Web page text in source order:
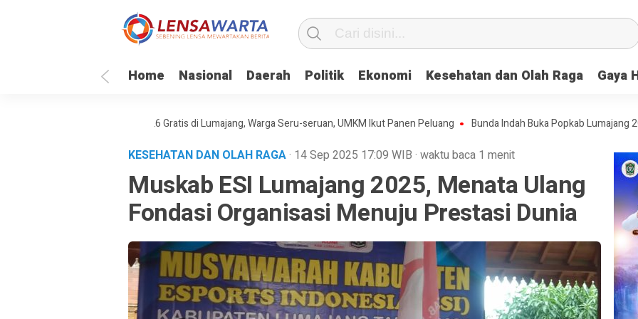
Home Nasional Daerah Politik Ekonomi Kesehatan dan Olah Raga Gaya
Semifinal Piala Dunia 2026 Gratis di Lumajang, Warga Seru-seruan, UMKM Ikut Panen Peluang Bunda Indah Buka Popkab Lumajang 2026,
KESEHATAN DAN OLAH RAGA· 14 Sep 2025 17:09 WIB · waktu baca 1 menit
Muskab ESI Lumajang 2025, Menata Ulang
Fondasi Organisasi Menuju Prestasi Dunia